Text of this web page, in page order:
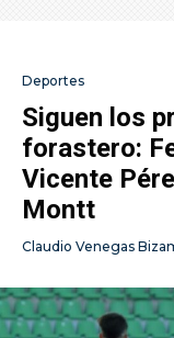
Deportes
Siguen los
forastero:
Vicente
Montt
Claudio Venegas